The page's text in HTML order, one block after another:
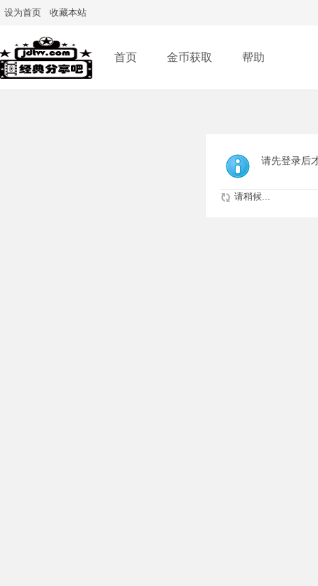
设为首页 收藏本站
首页 金币获取 帮助
请先登录后
请稍候...